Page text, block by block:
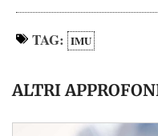
TAG: IMU
ALTRI